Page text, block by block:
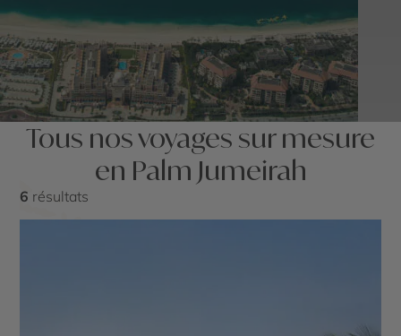
Tous nos voyages sur mesure
en Palm Jumeirah
6 résultats